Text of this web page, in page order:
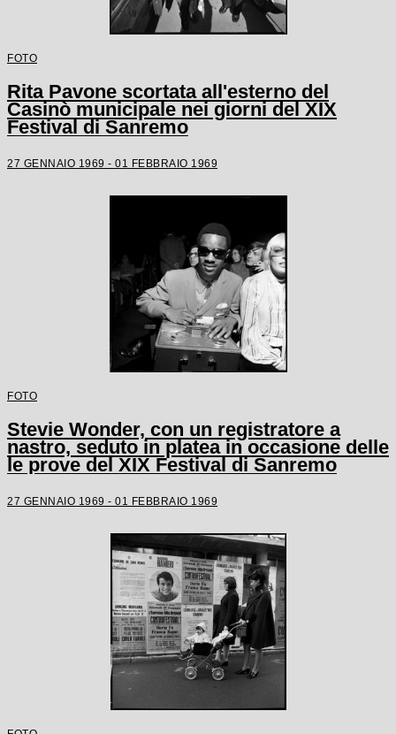
FOTO
Rita Pavone scortata all'esterno del
Casinò municipale nei giorni del XIX
Festival di Sanremo
27 GENNAIO 1969 - 01 FEBBRAIO 1969
FOTO
Stevie Wonder, con un registratore a
nastro, seduto in platea in occasione delle
le prove del XIX Festival di Sanremo
27 GENNAIO 1969 - 01 FEBBRAIO 1969